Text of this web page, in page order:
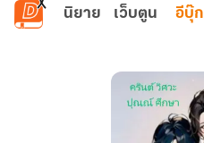
ข้ามไปยังเนื้อหาหลัก
นิยาย เว็บตูน อีบุ๊ก